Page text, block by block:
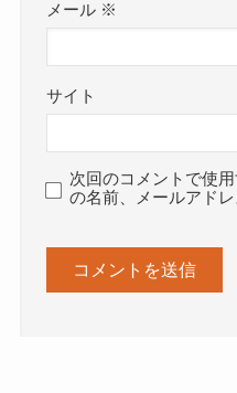
メール ※
サイト
次回のコメントで使
の名前、メールアド